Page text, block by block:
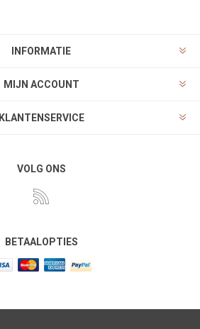
INFORMATIE
MIJN ACCOUNT
KLANTENSERVICE
VOLG ONS
BETAALOPTIES